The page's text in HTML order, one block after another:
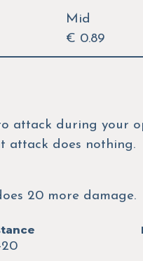
Mid
€ 0.89
attack during your
attack does nothing.
20 more damage.
20